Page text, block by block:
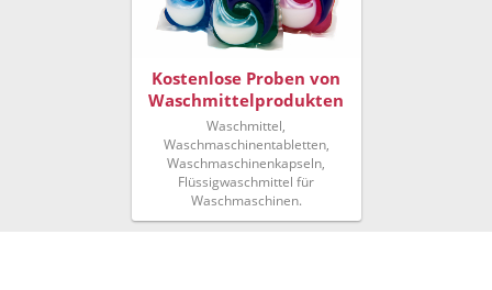
Kostenlose Proben von
Waschmittelprodukten
Waschmittel,
Waschmaschinentabletten,
Waschmaschinenkapseln,
Flüssigwaschmittel für
Waschmaschinen.